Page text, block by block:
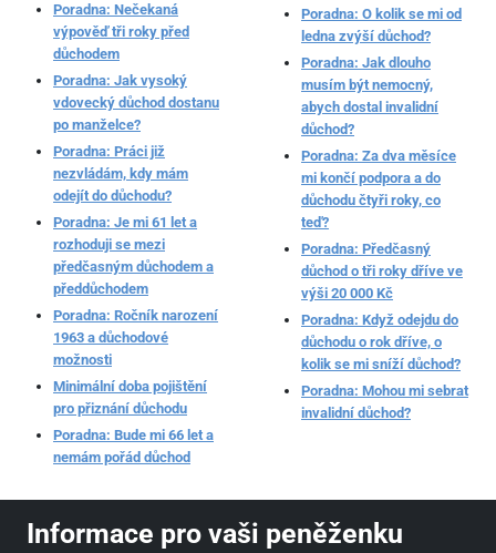
Poradna: Nečekaná
výpověď tři roky před
důchodem
Poradna: Jak vysoký
vdovecký důchod dostanu
po manželce?
Poradna: Práci již
nezvládám, kdy mám
odejít do důchodu?
Poradna: Je mi 61 let a
rozhoduji se mezi
předčasným důchodem a
předdůchodem
Poradna: Ročník narození
1963 a důchodové
možnosti
Minimální doba pojištění
pro přiznání důchodu
Poradna: Bude mi 66 let a
nemám pořád důchod
Poradna: O kolik se mi od
ledna zvýší důchod?
Poradna: Jak dlouho
musím být nemocný,
abych dostal invalidní
důchod?
Poradna: Za dva měsíce
mi končí podpora a do
důchodu čtyři roky, co
teď?
Poradna: Předčasný
důchod o tři roky dříve ve
výši 20 000 Kč
Poradna: Když odejdu do
důchodu o rok dříve, o
kolik se mi sníží důchod?
Poradna: Mohou mi sebrat
invalidní důchod?
Informace pro vaši peněženku